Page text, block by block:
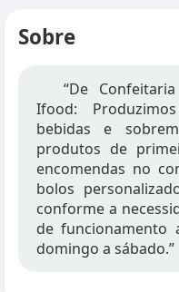
Sobre
“De
Ifood:
bebidas e
produtos de
encomendas no
bolos
conforme a
de funcionamento
domingo a sábado.”